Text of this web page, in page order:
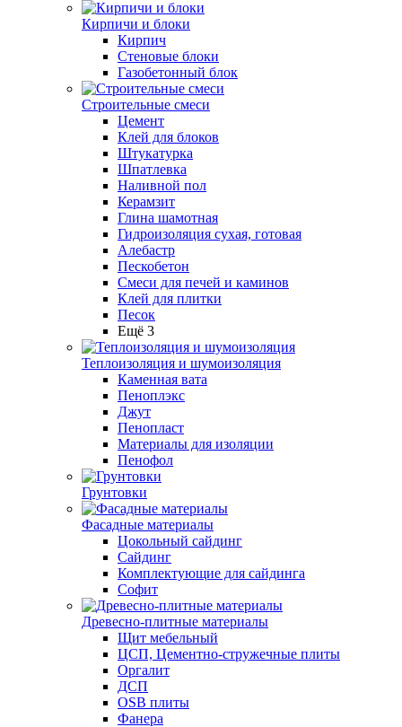
Кирпичи и блоки
Кирпич
Стеновые блоки
Газобетонный блок
Строительные смеси
Цемент
Клей для блоков
Штукатурка
Шпатлевка
Наливной пол
Керамзит
Глина шамотная
Гидроизоляция сухая, готовая
Алебастр
Пескобетон
Смеси для печей и каминов
Клей для плитки
Песок
Ещё 3
Теплоизоляция и шумоизоляция
Каменная вата
Пеноплэкс
Джут
Пенопласт
Материалы для изоляции
Пенофол
Грунтовки
Фасадные материалы
Цокольный сайдинг
Сайдинг
Комплектующие для сайдинга
Софит
Древесно-плитные материалы
Щит мебельный
ЦСП, Цементно-стружечные плиты
Оргалит
ДСП
OSB плиты
Фанера